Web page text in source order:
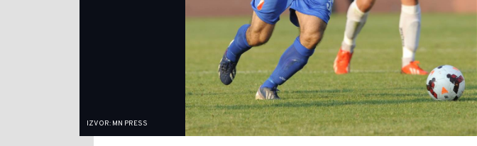
IZVOR: MN PRESS